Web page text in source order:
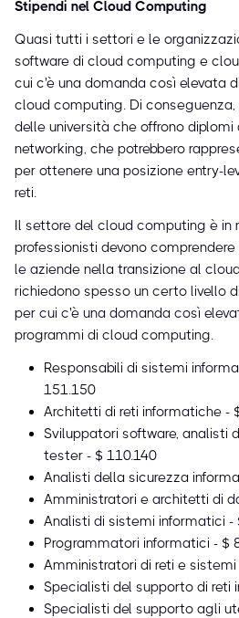
Stipendi nel Cloud Computing
Quasi tutti i settori e le
software di cloud computing e
cui c'è una domanda così elevata
cloud computing. Di
delle università che offrono diplomi
networking, che potrebbero
per ottenere una posizione entry-
reti.
Il settore del cloud computing è in
professionisti devono
le aziende nella transizione al
richiedono spesso un certo livello
per cui c'è una domanda così
programmi di cloud computing.
Responsabili di sistemi
151.150
Architetti di reti informatiche -
Sviluppatori software, analisti
tester - $ 110.140
Analisti della sicurezza
Amministratori e architetti di
Analisti di sistemi informatici -
Programmatori informatici - $
Amministratori di reti e
Specialisti del supporto di reti
Specialisti del supporto agli